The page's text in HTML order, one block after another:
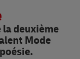
deuxième
Mode